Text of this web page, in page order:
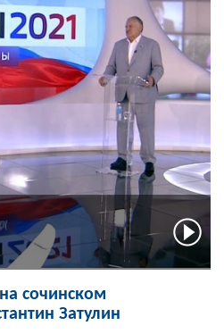
сочинском
Затулин